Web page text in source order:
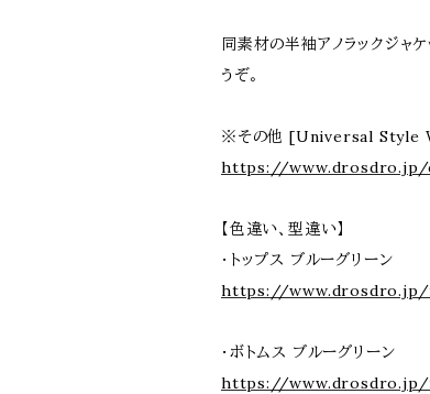
同素材の半袖アノラックジャ
うぞ。
※その他 [Universal Style
https://www.drosdro.jp/
【色違い、型違い】
・トップス ブルーグリーン
https://www.drosdro.jp/
・ボトムス ブルーグリーン
https://www.drosdro.jp/